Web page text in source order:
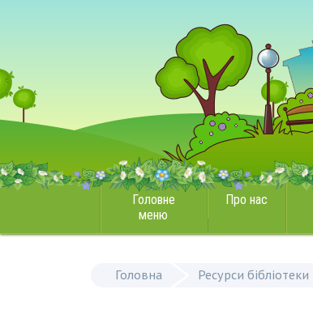
Головне
меню
Про нас
Головна Ресурси бібліотеки